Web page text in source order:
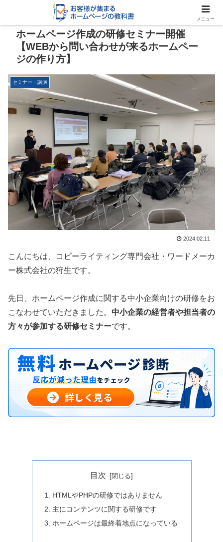
ホームページ作成の研修セミナー開催
【WEBから問い合わせが来るホームペー
ジの作り方】
セミナー・講演
2024.02.11
こんにちは、コピーライティング専門会社・ワードメーカ
ー株式会社の狩生です。
先日、ホームページ作成に関する中小企業向けの研修をお
こなわせていただきました。 中小企業の経営者や担当者の
方々が参加する研修セミナーです。
目次
HTMLやPHPの研修ではありません
主にコンテンツに関する研修です
ホームページは最終着地点になっている
メニュー